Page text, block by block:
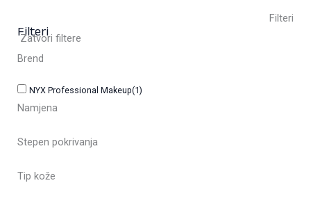
Filteri
Filteri
Zatvori filtere
Brend
NYX Professional Makeup(1)
Namjena
Stepen pokrivanja
Tip kože